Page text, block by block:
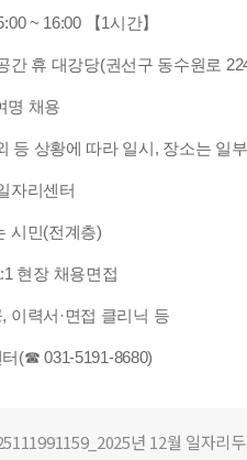
~ 16:00 【1시간】
간 휴 대강당(권선구 동수원로
명 채용
등 상황에 따라 일시, 장소는 일
자리센터
시민(전계층)
현장 채용면접
이력서·면접 클리닉 등
(☎ 031-5191-8680)
년 12월 일자리